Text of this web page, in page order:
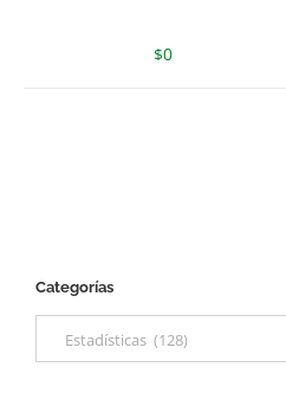
$0
Categorías
Estadísticas (128)